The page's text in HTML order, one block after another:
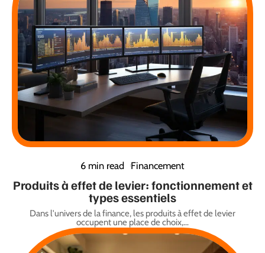
6 min read Financement
Produits à effet de levier: fonctionnement et
types essentiels
Dans l'univers de la finance, les produits à effet de levier
occupent une place de choix,…